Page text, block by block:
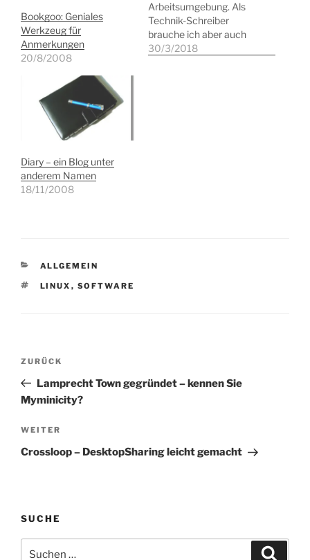
Bookgoo: Geniales
Werkzeug für
Anmerkungen
20/8/2008
Arbeitsumgebung. Als
Technik-Schreiber
brauche ich aber auch
regelmäßig einen
30/3/2018
Diary – ein Blog unter
anderem Namen
18/11/2008
KATEGORIEN
ALLGEMEIN
SCHLAGWÖRTER
LINUX , SOFTWARE
Beitragsnavigation
Vorheriger
Beitrag
ZURÜCK
Lamprecht Town gegründet – kennen Sie
Myminicity?
Nächster
Beitrag
WEITER
Crossloop – DesktopSharing leicht gemacht
SUCHE